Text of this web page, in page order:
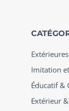
Imitation
Éducatif &
Extérieur